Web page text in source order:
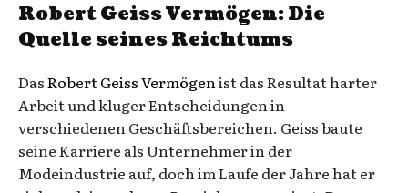
Robert Geiss Vermögen: Die
Quelle seines Reichtums
DasRobert Geiss Vermögenist das Resultat harter
Arbeit und kluger Entscheidungen in
verschiedenen Geschäftsbereichen. Geiss baute
seine Karriere als Unternehmer in der
Modeindustrie auf, doch im Laufe der Jahre hat er